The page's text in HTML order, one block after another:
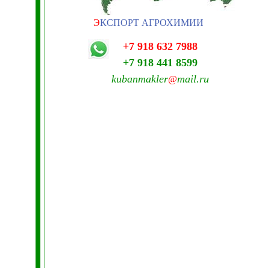
ЭКСПОРТ АГРОХИМИИ
+7 918 632 7988
+7 918 441 8599
kubanmakler@mail.ru